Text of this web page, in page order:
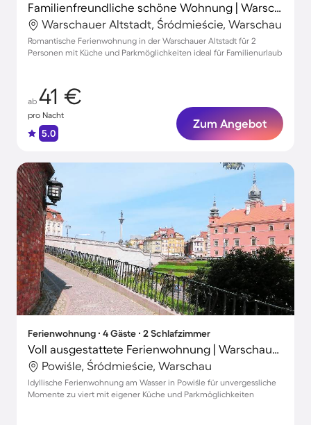
Familienfreundliche schöne Wohnung | Warschauer Königsschloss in der Nähe
Warschauer Altstadt, Śródmieście, Warschau
Romantische Ferienwohnung in der Warschauer Altstadt für 2
Personen mit Küche und Parkmöglichkeiten ideal für Familienurlaub
ab 41 €
pro Nacht
5.0
Zum Angebot
Ferienwohnung ∙ 4 Gäste ∙ 2 Schlafzimmer
Voll ausgestattete Ferienwohnung | Warschauer Königsschloss in der Nähe | Stadtblick
Powiśle, Śródmieście, Warschau
Idyllische Ferienwohnung am Wasser in Powiśle für unvergessliche
Momente zu viert mit eigener Küche und Parkmöglichkeiten